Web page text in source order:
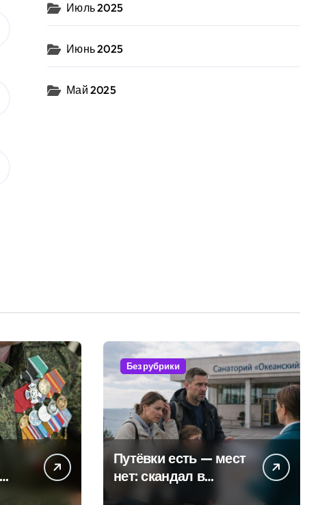
Июль 2025
Июнь 2025
Май 2025
Без рубрики
Путёвки есть — мест
нет: скандал в